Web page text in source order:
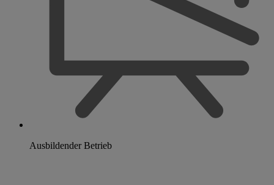
Ausbildender Betrieb